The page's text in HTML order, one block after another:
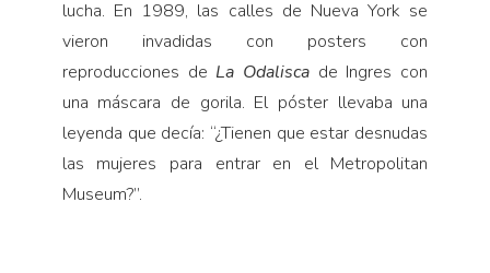
lucha. En 1989, las calles de Nueva York se
vieron invadidas con posters con
reproducciones de La Odalisca de Ingres con
una máscara de gorila. El póster llevaba una
leyenda que decía: “¿Tienen que estar desnudas
las mujeres para entrar en el Metropolitan
Museum?”.